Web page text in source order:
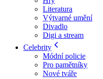
Literatura
Výtvarné umění
Divadlo
Digi a stream
Celebrity
Módní policie
Pro pamětníky
Nové tváře